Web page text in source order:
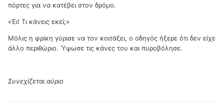
πόρτες για να κατέβει στον δρόμο.
«Έι! Τι κάνεις εκεί;»
Μόλις η φρίκη γύρισε να τον κοιτάξει, ο οδηγός ήξερε ότι δεν είχε
άλλο περιθώριο. Ύψωσε τις κάνες του και πυροβόλησε.
Συνεχίζεται αύριο